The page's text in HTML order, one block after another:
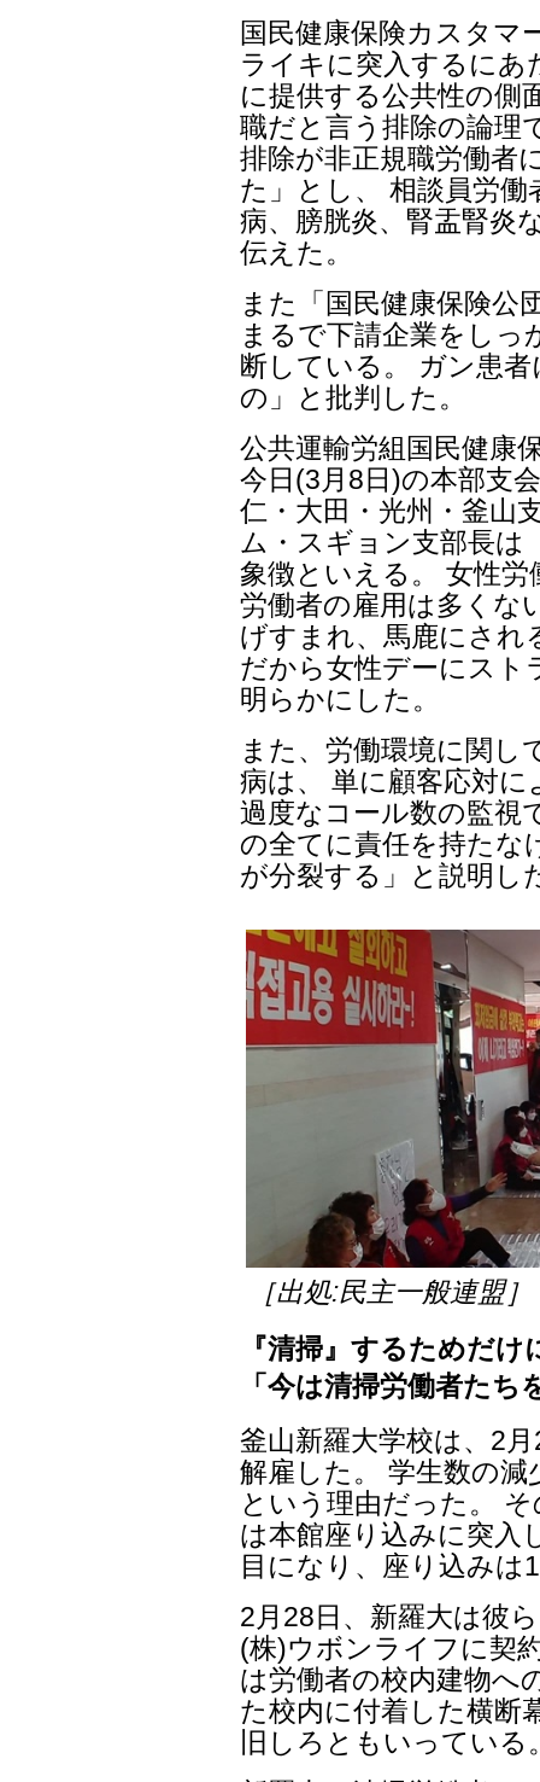
国民健康保険カスタマ
ライキに突入するにあ
に提供する公共性の側
職だと言う排除の論理
排除が非正規職労働者
た」とし、 相談員労働
病、膀胱炎、腎盂腎炎
伝えた。
また「国民健康保険公
まるで下請企業をしっ
断している。 ガン患
の」と批判した。
公共運輸労組国民健康
今日(3月8日)の本部支
仁・大田・光州・釜山
ム・スギョン支部長は
象徴といえる。 女性
労働者の雇用は多くな
げすまれ、馬鹿にされ
だから女性デーにス
明らかにした。
また、労働環境に関し
病は、 単に顧客応対
過度なコール数の監視
の全てに責任を持たな
が分裂する」と説明し
［出処:民主一般連盟］
『清掃』するためだ
「今は清掃労働者た
釜山新羅大学校は、2
解雇した。 学生数の
という理由だった。
は本館座り込みに突入
目になり、座り込みは
2月28日、新羅大は彼
(株)ウボンライフに契
は労働者の校内建物へ
た校内に付着した横断
旧しろともいっている